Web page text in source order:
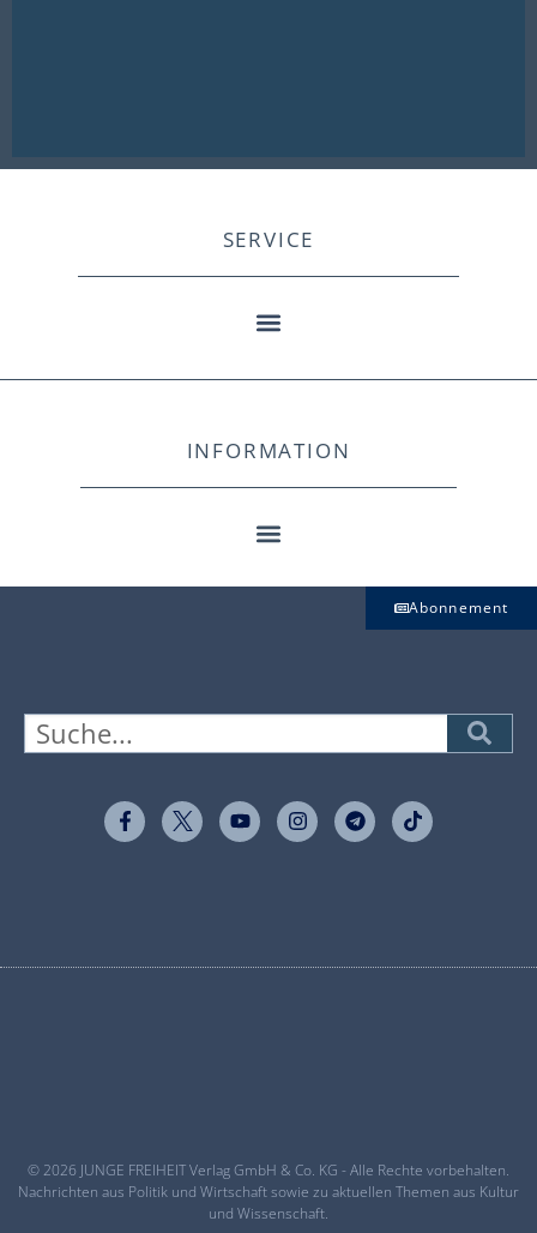
SERVICE
INFORMATION
Abonnement
© 2026 JUNGE FREIHEIT Verlag GmbH & Co. KG - Alle Rechte vorbehalten.
Nachrichten aus Politik und Wirtschaft sowie zu aktuellen Themen aus Kultur
und Wissenschaft.